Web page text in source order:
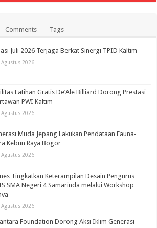
Comments Tags
Juli 2026 Terjaga Berkat Sinergi TPID Kaltim
Agustus 2026
Latihan Gratis De’Ale Billiard Dorong Prestasi
PWI Kaltim
Agustus 2026
Muda Jepang Lakukan Pendataan Fauna-
Kebun Raya Bogor
Agustus 2026
Tingkatkan Keterampilan Desain Pengurus
SMA Negeri 4 Samarinda melalui Workshop
Agustus 2026
Foundation Dorong Aksi Iklim Generasi